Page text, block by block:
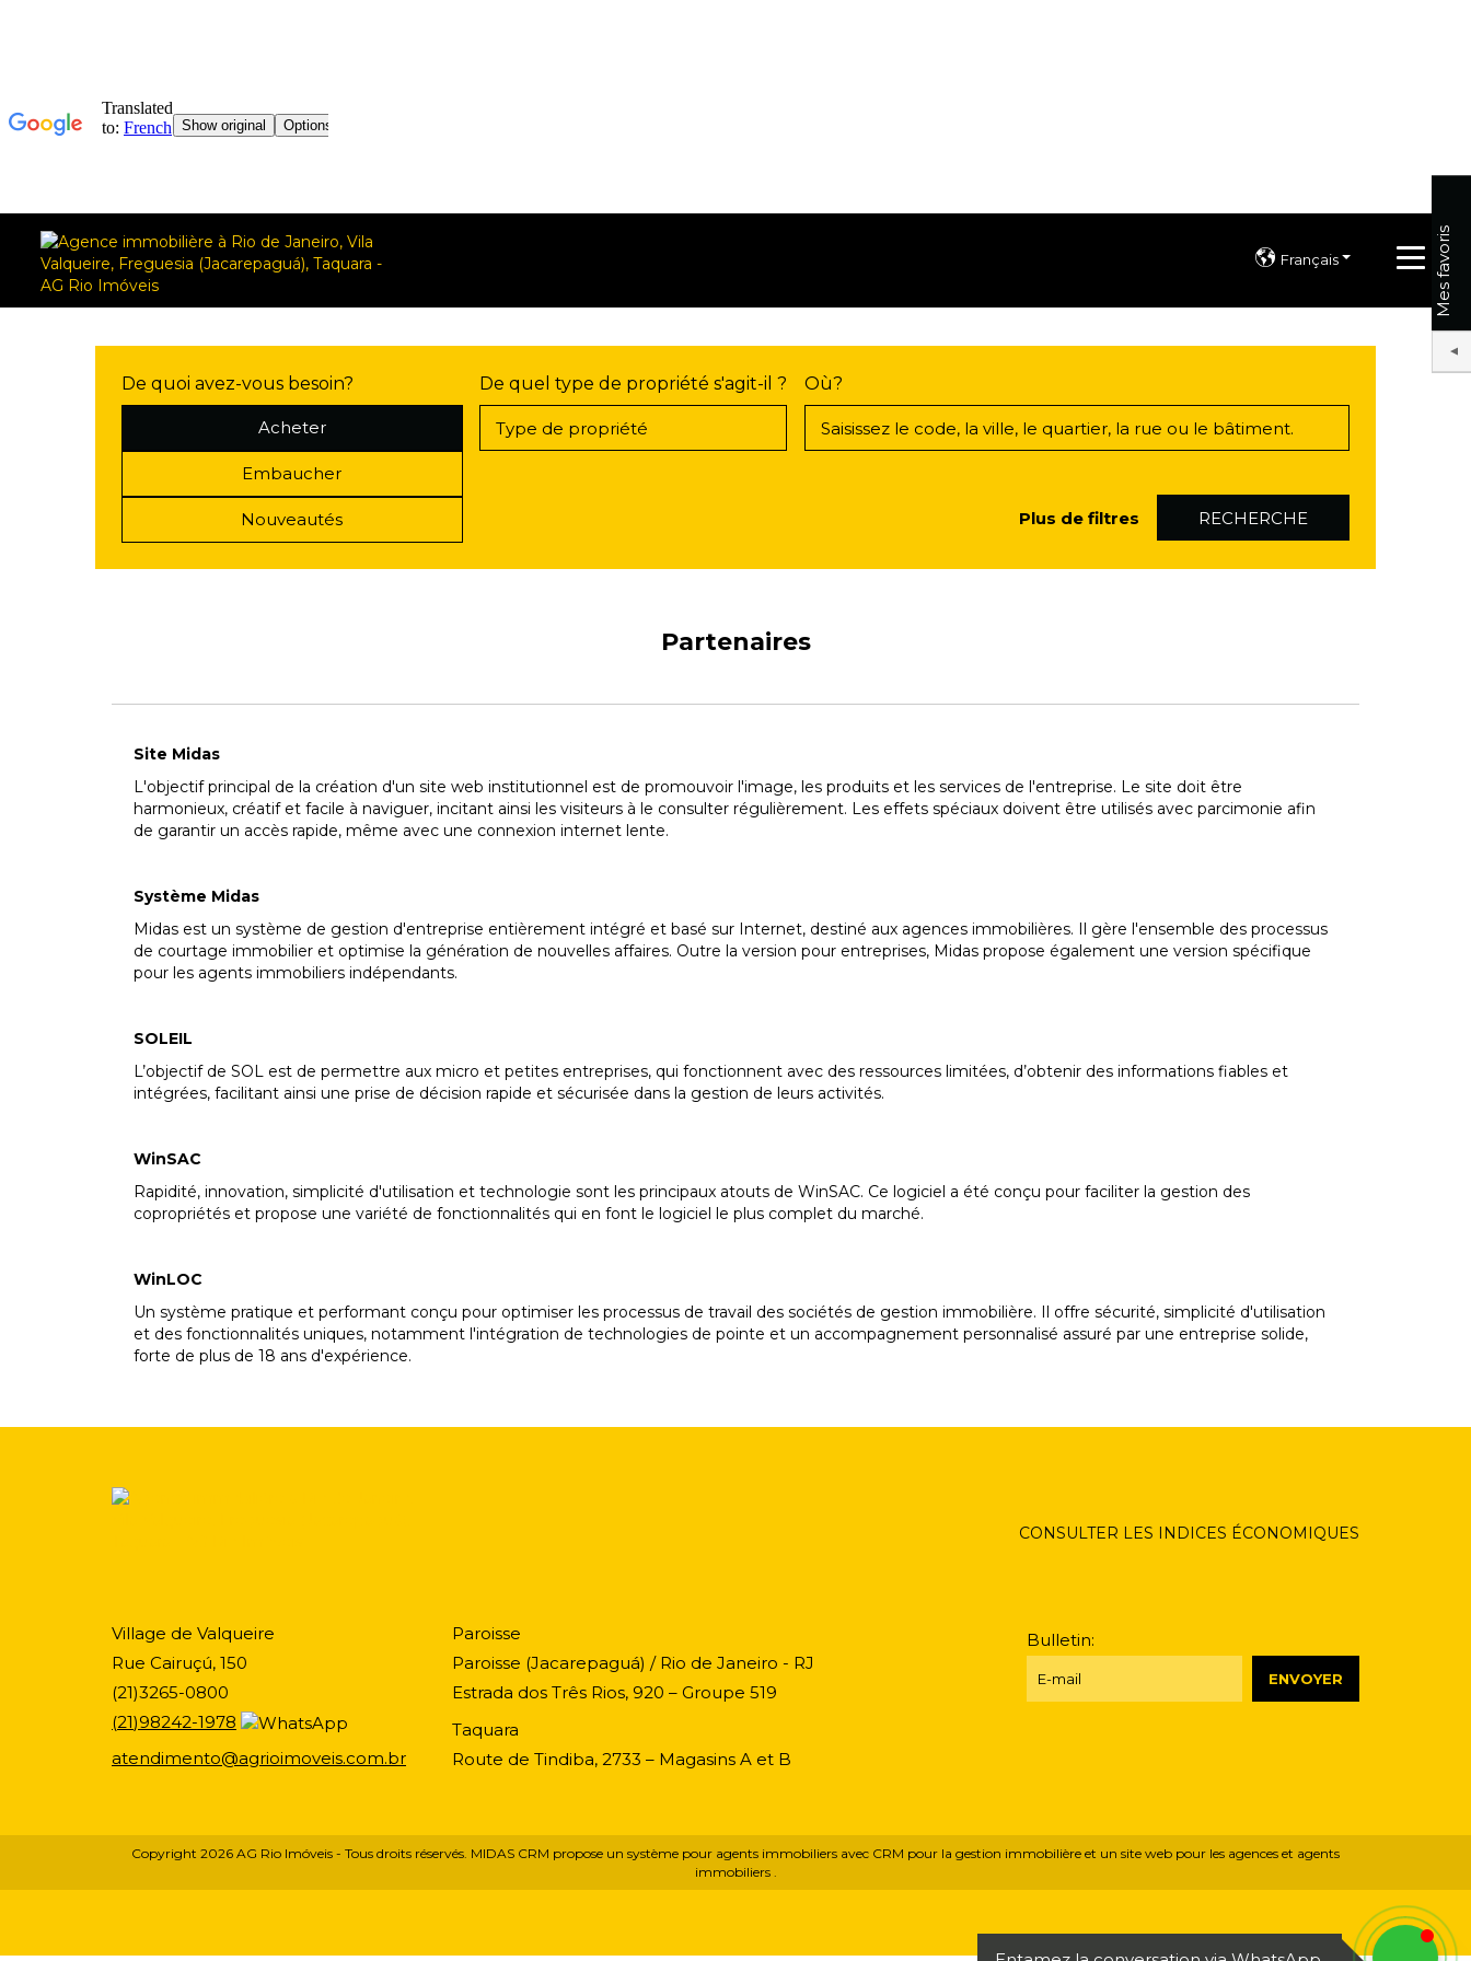
Français
De quoi avez-vous besoin?
Acheter
Embaucher
Nouveautés
De quel type de propriété s'agit-il ? Où?
Plus de filtres RECHERCHE
Partenaires
Site Midas
L'objectif principal de la création d'un site web institutionnel est de promouvoir l'image, les produits et les services de l'entreprise. Le site doit être
harmonieux, créatif et facile à naviguer, incitant ainsi les visiteurs à le consulter régulièrement. Les effets spéciaux doivent être utilisés avec parcimonie afin
de garantir un accès rapide, même avec une connexion internet lente.
Système Midas
Midas est un système de gestion d'entreprise entièrement intégré et basé sur Internet, destiné aux agences immobilières. Il gère l'ensemble des processus
de courtage immobilier et optimise la génération de nouvelles affaires. Outre la version pour entreprises, Midas propose également une version spécifique
pour les agents immobiliers indépendants.
SOLEIL
L’objectif de SOL est de permettre aux micro et petites entreprises, qui fonctionnent avec des ressources limitées, d’obtenir des informations fiables et
intégrées, facilitant ainsi une prise de décision rapide et sécurisée dans la gestion de leurs activités.
WinSAC
Rapidité, innovation, simplicité d'utilisation et technologie sont les principaux atouts de WinSAC. Ce logiciel a été conçu pour faciliter la gestion des
copropriétés et propose une variété de fonctionnalités qui en font le logiciel le plus complet du marché.
WinLOC
Un système pratique et performant conçu pour optimiser les processus de travail des sociétés de gestion immobilière. Il offre sécurité, simplicité d'utilisation
et des fonctionnalités uniques, notamment l'intégration de technologies de pointe et un accompagnement personnalisé assuré par une entreprise solide,
forte de plus de 18 ans d'expérience.
CONSULTER LES INDICES ÉCONOMIQUES
Village de Valqueire
Rue Cairuçú, 150
(21)3265-0800
(21)98242-1978
atendimento@agrioimoveis.com.br
Paroisse
Paroisse (Jacarepaguá) / Rio de Janeiro - RJ
Estrada dos Três Rios, 920 – Groupe 519
Taquara
Route de Tindiba, 2733 – Magasins A et B
Bulletin:
Mes favoris
Copyright 2026 AG Rio Imóveis - Tous droits réservés. MIDAS CRM propose un système pour agents immobiliers avec CRM pour la gestion immobilière et un site web pour les agences et agents
immobiliers.